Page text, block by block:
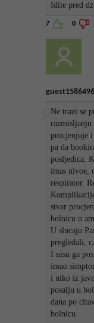
Idite pred
7 0
Ne trazi se
razmisljanju
procjenjuje
pa da
posljedica.
imas nivoe,
respirator.
stvar
bolnicu u
U slucaju
pregledali,
I nisu ga
imao
i niko iz
posalju u
dana po
bolnicu.